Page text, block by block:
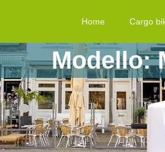
Home Cargo
Modello: